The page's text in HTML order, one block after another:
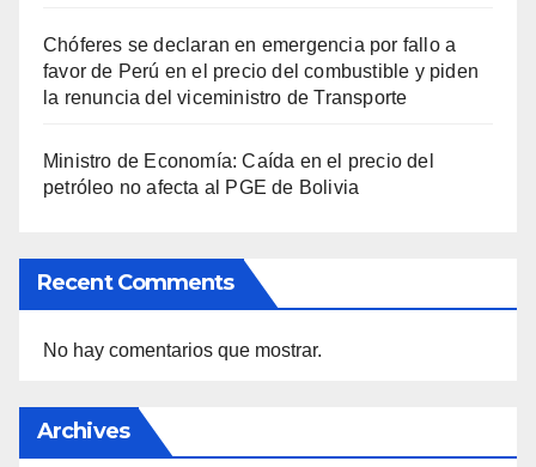
Chóferes se declaran en emergencia por fallo a
favor de Perú en el precio del combustible y piden
la renuncia del viceministro de Transporte
Ministro de Economía: Caída en el precio del
petróleo no afecta al PGE de Bolivia
Recent Comments
No hay comentarios que mostrar.
Archives